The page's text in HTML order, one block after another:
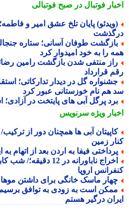
فوتبال در صبح فوتبالی
پایان تلخ عشق امیر و فاطمه؛
طوفان آسانی؛ ستاره جنجالی
را به خود امیدوار کرد
منتفی شدن بازگشت رامین رضائیان
قرارداد
گل در دیدار تدارکاتی؛
هم نام خوزستانی عبور کرد
پرگل آبی های پایتخت در آزادی؛
ویژهسرنویس
آبی ها همچنان دور از ترکیب/
زمین
فیفا به اردن بعد از اتهام به
اخراج ناباورانه در 12
اروپا
ماسک خانگی برای داشتن موهای
است به زودی به توافق برسیم/
درگیر هستم